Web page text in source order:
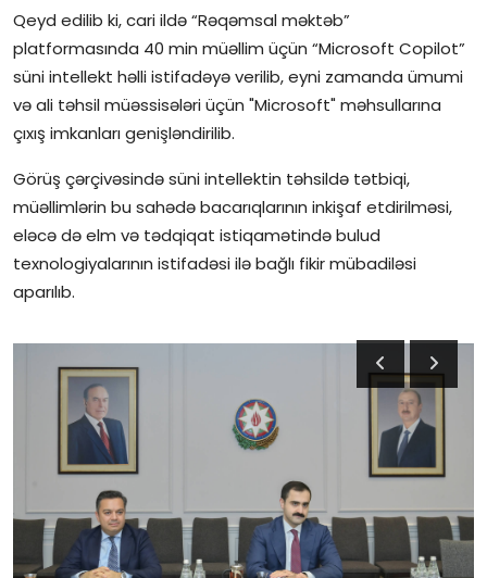
Qeyd edilib ki, cari ildə “Rəqəmsal məktəb”
platformasında 40 min müəllim üçün “Microsoft Copilot”
süni intellekt həlli istifadəyə verilib, eyni zamanda ümumi
və ali təhsil müəssisələri üçün "Microsoft" məhsullarına
çıxış imkanları genişləndirilib.
Görüş çərçivəsində süni intellektin təhsildə tətbiqi,
müəllimlərin bu sahədə bacarıqlarının inkişaf etdirilməsi,
eləcə də elm və tədqiqat istiqamətində bulud
texnologiyalarının istifadəsi ilə bağlı fikir mübadiləsi
aparılıb.